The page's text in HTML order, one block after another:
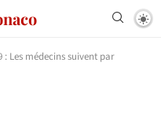
: Les médecins suivent par